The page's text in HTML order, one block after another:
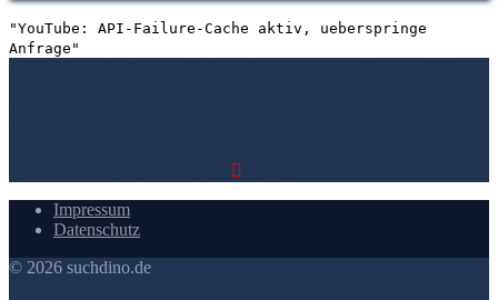
"YouTube: API-Failure-Cache aktiv, ueberspringe
Anfrage"
Impressum
Datenschutz
© 2026 suchdino.de